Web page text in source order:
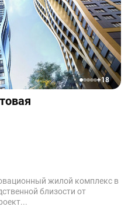
12345+18
жилой комплекс в
близости от